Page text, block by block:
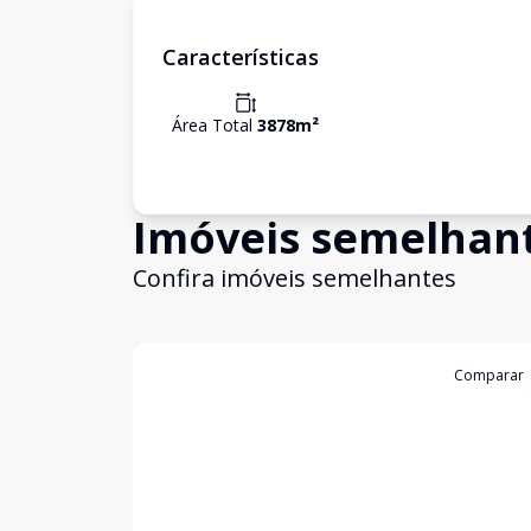
Características
Área Total 3878m²
Imóveis
Confira imóveis semelhantes
Comparar